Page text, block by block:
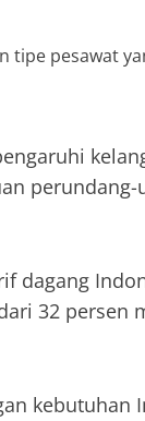
tipe pesawat
perundang-
dagang
32 persen
kebutuhan